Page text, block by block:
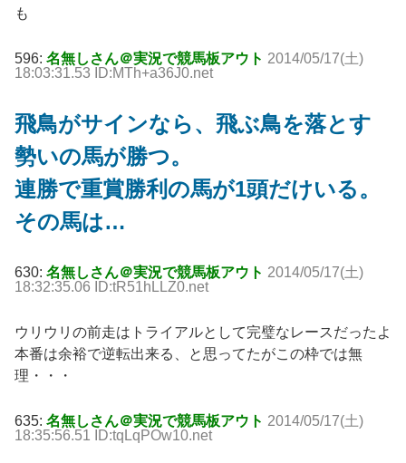
も
596: 名無しさん＠実況で競馬板アウト 2014/05/17(土)
18:03:31.53 ID:MTh+a36J0.net
飛鳥がサインなら、飛ぶ鳥を落とす
勢いの馬が勝つ。
連勝で重賞勝利の馬が1頭だけいる。
その馬は…
630: 名無しさん＠実況で競馬板アウト 2014/05/17(土)
18:32:35.06 ID:tR51hLLZ0.net
ウリウリの前走はトライアルとして完璧なレースだったよ
本番は余裕で逆転出来る、と思ってたがこの枠では無
理・・・
635: 名無しさん＠実況で競馬板アウト 2014/05/17(土)
18:35:56.51 ID:tqLqPOw10.net